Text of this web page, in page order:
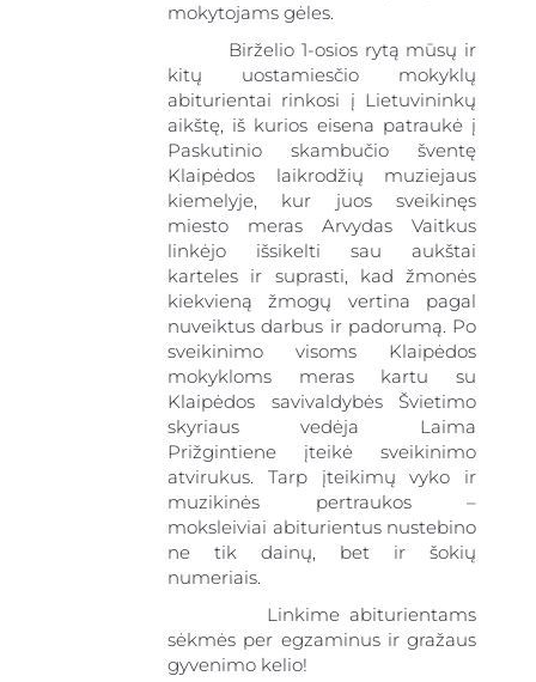
mokytojams gėles.
Birželio 1-osios rytą mūsų ir
kitų uostamiesčio mokyklų
abiturientai rinkosi į Lietuvininkų
aikštę, iš kurios eisena patraukė į
Paskutinio skambučio šventę
Klaipėdos laikrodžių muziejaus
kiemelyje, kur juos sveikinęs
miesto meras Arvydas Vaitkus
linkėjo išsikelti sau aukštai
karteles ir suprasti, kad žmonės
kiekvieną žmogų vertina pagal
nuveiktus darbus ir padorumą. Po
sveikinimo visoms Klaipėdos
mokykloms meras kartu su
Klaipėdos savivaldybės Švietimo
skyriaus vedėja Laima
Prižgintiene įteikė sveikinimo
atvirukus. Tarp įteikimų vyko ir
muzikinės pertraukos –
moksleiviai abiturientus nustebino
ne tik dainų, bet ir šokių
numeriais.
Linkime abiturientams
sėkmės per egzaminus ir gražaus
gyvenimo kelio!